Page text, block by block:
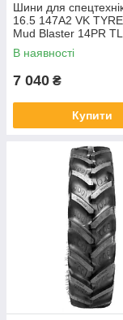
Шини для
16.5 147A2 VK
Mud Blaster 14PR
навантажувача
В наявності
7 040 ₴
Купити